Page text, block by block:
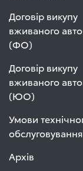
Договір викупу
вживаного
(ФО)
Договір викупу
вживаного
(ЮО)
Умови
обслуговування
Архів